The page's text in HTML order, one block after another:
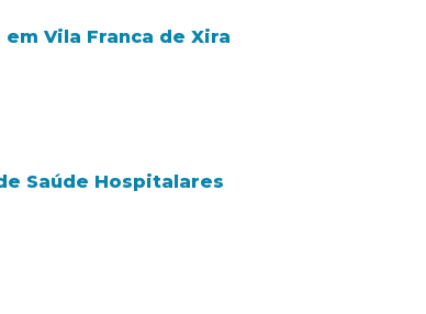
Vila Franca de Xira
Saúde Hospitalares